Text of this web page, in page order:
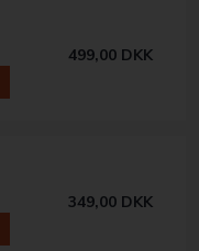
499,00 DKK
349,00 DKK